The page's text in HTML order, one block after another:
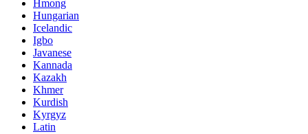
Hmong
Hungarian
Icelandic
Igbo
Javanese
Kannada
Kazakh
Khmer
Kurdish
Kyrgyz
Latin